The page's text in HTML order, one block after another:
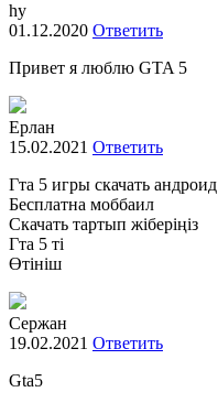
hy
01.12.2020 Ответить
Привет я люблю GTA 5
Ерлан
15.02.2021 Ответить
Гта 5 игры скачать андроид
Бесплатна моббаил
Скачать тартып жіберіңіз
Гта 5 ті
Өтініш
Сержан
19.02.2021 Ответить
Gta5